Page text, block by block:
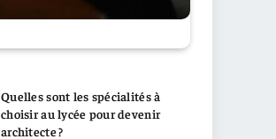
Quelles sont les spécialités à
choisir au lycée pour devenir
architecte ?